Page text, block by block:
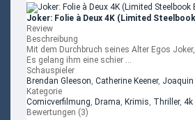
Joker: Folie à Deux 4K (Limited
Review
Beschreibung
Mit dem Durchbruch seines Alter Egos
Es gelang ihm eine schier ...
Schauspieler
Brendan Gleeson, Catherine Keener, Joaquin
Kategorie
Comicverfilmung, Drama, Krimis, Thriller, 4k
Bewertungen (3)